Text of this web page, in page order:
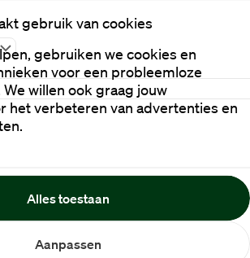
gebruik van cookies
gebruiken we cookies en
voor een probleemloze
willen ook graag jouw
het verbeteren van advertenties en
Aanpassen
Alles toestaan